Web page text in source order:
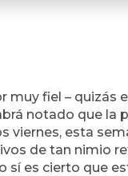
muy fiel – quizás
notado que la
viernes, esta
de tan nimio
sí es cierto que